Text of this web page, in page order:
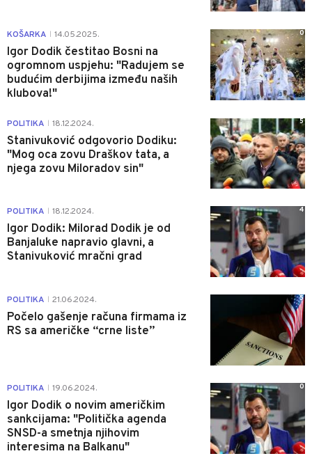
KOŠARKA 14.05.2025.
Igor Dodik čestitao Bosni na
ogromnom uspjehu: "Radujem se
budućim derbijima između naših
klubova!"
0
POLITIKA 18.12.2024.
Stanivuković odgovorio Dodiku:
"Mog oca zovu Draškov tata, a
njega zovu Miloradov sin"
5
POLITIKA 18.12.2024.
Igor Dodik: Milorad Dodik je od
Banjaluke napravio glavni, a
Stanivuković mračni grad
4
POLITIKA 21.06.2024.
Počelo gašenje računa firmama iz
RS sa američke “crne liste”
5
POLITIKA 19.06.2024.
Igor Dodik o novim američkim
sankcijama: "Politička agenda
SNSD-a smetnja njihovim
interesima na Balkanu"
0